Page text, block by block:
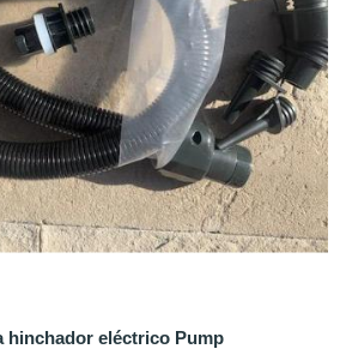
hinchador eléctrico Pump